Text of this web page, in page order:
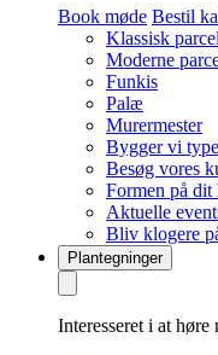
Book møde Bestil
Klassisk parcel
Moderne
Funkis
Palæ
Murermester
Bygger vi
Besøg vores
Formen på dit
Aktuelle
Bliv klogere
Plantegninger
Interesseret i at høre